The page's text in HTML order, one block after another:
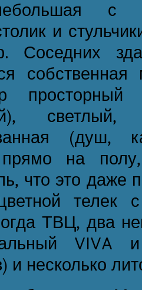
с
и
Соседних
собственная
ванная (душ,
прямо на
что это даже
телек
ТВЦ, два
VIVA
несколько